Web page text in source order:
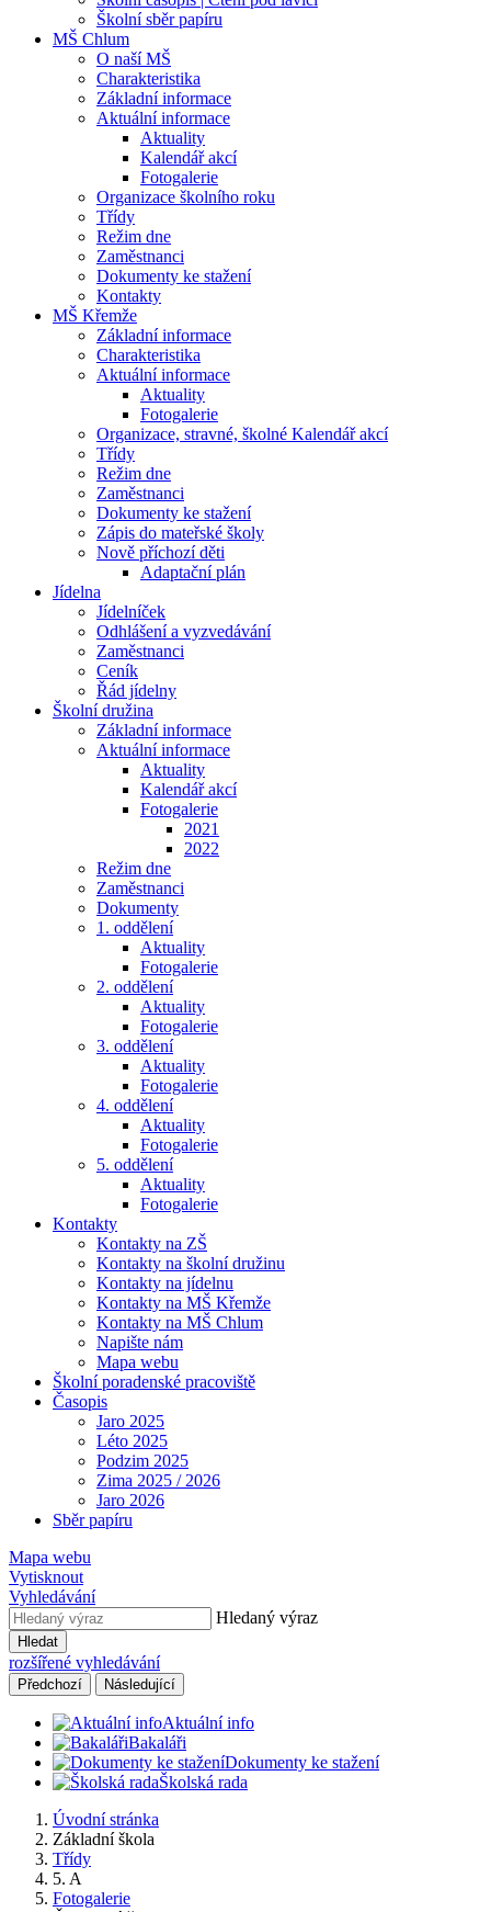
Školní sběr papíru
MŠ Chlum
O naší MŠ
Charakteristika
Základní informace
Aktuální informace
Aktuality
Kalendář akcí
Fotogalerie
Organizace školního roku
Třídy
Režim dne
Zaměstnanci
Dokumenty ke stažení
Kontakty
MŠ Křemže
Základní informace
Charakteristika
Aktuální informace
Aktuality
Fotogalerie
Organizace, stravné, školné Kalendář akcí
Třídy
Režim dne
Zaměstnanci
Dokumenty ke stažení
Zápis do mateřské školy
Nově příchozí děti
Adaptační plán
Jídelna
Jídelníček
Odhlášení a vyzvedávání
Zaměstnanci
Ceník
Řád jídelny
Školní družina
Základní informace
Aktuální informace
Aktuality
Kalendář akcí
Fotogalerie
2021
2022
Režim dne
Zaměstnanci
Dokumenty
1. oddělení
Aktuality
Fotogalerie
2. oddělení
Aktuality
Fotogalerie
3. oddělení
Aktuality
Fotogalerie
4. oddělení
Aktuality
Fotogalerie
5. oddělení
Aktuality
Fotogalerie
Kontakty
Kontakty na ZŠ
Kontakty na školní družinu
Kontakty na jídelnu
Kontakty na MŠ Křemže
Kontakty na MŠ Chlum
Napište nám
Mapa webu
Školní poradenské pracoviště
Časopis
Jaro 2025
Léto 2025
Podzim 2025
Zima 2025 / 2026
Jaro 2026
Sběr papíru
Mapa webu
Vytisknout
Vyhledávání
Hledaný výraz
Hledat
rozšířené vyhledávání
Předchozí Následující
Aktuální info
Bakaláři
Dokumenty ke stažení
Školská rada
Úvodní stránka
Základní škola
Třídy
5. A
Fotogalerie